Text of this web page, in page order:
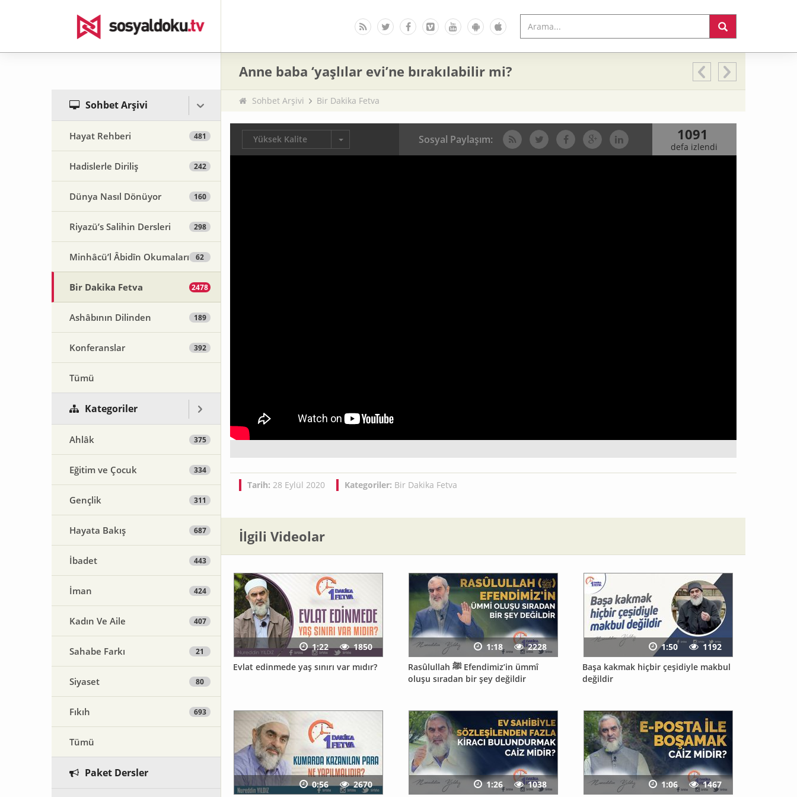
Sohbet Arşivi
Hayat Rehberi 481
Hadislerle Diriliş 242
Dünya Nasıl Dönüyor 160
Riyazü’s Salihin Dersleri 298
Minhâcü’l Âbidîn Okumaları 62
Bir Dakika Fetva 2478
Ashâbının Dilinden 189
Konferanslar 392
Tümü
Kategoriler
Ahlâk 375
Eğitim ve Çocuk 334
Gençlik 311
Hayata Bakış 687
İbadet 443
İman 424
Kadın Ve Aile 407
Sahabe Farkı 21
Siyaset 80
Fıkıh 693
Tümü
Paket Dersler
Anne baba ‘yaşlılar evi’ne bırakılabilir mi?
Sohbet Arşivi Bir Dakika Fetva
Yüksek Kalite Sosyal Paylaşım: 1091
defa izlendi
Tarih: 28 Eylül 2020 Kategoriler: Bir Dakika Fetva
İlgili Videolar
Evlat edinmede yaş sınırı var mıdır?
1:22
1850
Rasûlullah ﷺ Efendimiz’in ümmî
oluşu sıradan bir şey değildir
1:18
2228
Başa kakmak hiçbir çeşidiyle makbul
değildir
1:50 1192
0:56 2670 1:26 1038 1:06 1467